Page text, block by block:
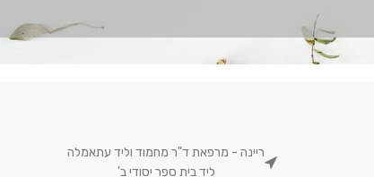
ריינה - מרפאת ד"ר מחמוד וליד עתאמלה
ליד בית ספר יסודי ב'